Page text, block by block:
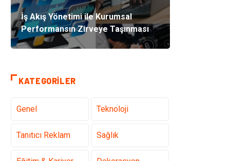
İş Akış Yönetimi ile Kurumsal
Performansın Zirveye Taşınması
KATEGORILER
Genel Teknoloji
Tanıtıcı Reklam Sağlık